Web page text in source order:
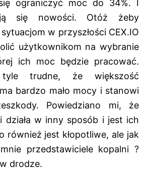
ograniczyć moc do 34%. I
się nowości. Otóż żeby
w przyszłości CEX.IO
użytkownikom na wybranie
ich moc będzie pracować.
trudne, że większość
bardzo mało mocy i stanowi
Powiedziano mi, że
działa w inny sposób i jest ich
również jest kłopotliwe, ale jak
przedstawiciele kopalni ?
drodze.